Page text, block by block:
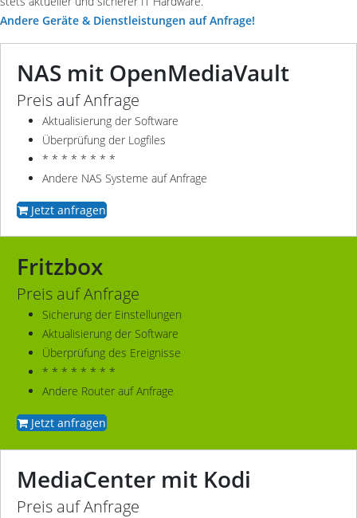
Andere Geräte & Dienstleistungen auf Anfrage!
NAS mit OpenMediaVault
Preis auf Anfrage
Aktualisierung der Software
Überprüfung der Logfiles
* * * * * * * *
Andere NAS Systeme auf Anfrage
Jetzt anfragen
Fritzbox
Preis auf Anfrage
Sicherung der Einstellungen
Aktualisierung der Software
Überprüfung des Ereignisse
* * * * * * * *
Andere Router auf Anfrage
Jetzt anfragen
MediaCenter mit Kodi
Preis auf Anfrage